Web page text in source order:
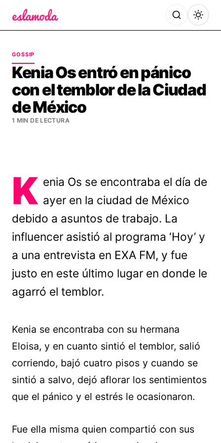
GOSSIP
Kenia Os entró en pánico
con el temblor de la Ciudad
de México
1 MIN DE LECTURA
K enia Os se encontraba el día de
ayer en la ciudad de México
debido a asuntos de trabajo. La
influencer asistió al programa ‘Hoy’ y
a una entrevista en EXA FM, y fue
justo en este último lugar en donde le
agarró el temblor.
Kenia se encontraba con su hermana
Eloisa, y en cuanto sintió el temblor, salió
corriendo, bajó cuatro pisos y cuando se
sintió a salvo, dejó aflorar los sentimientos
que el pánico y el estrés le ocasionaron.
Fue ella misma quien compartió con sus